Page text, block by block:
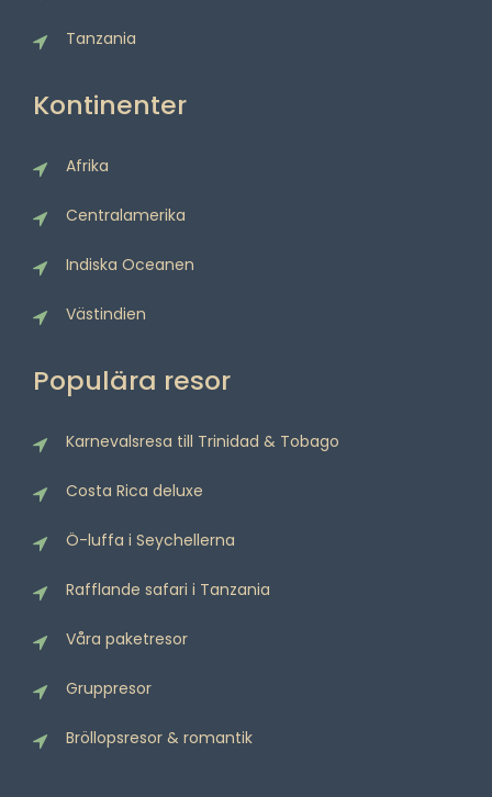
Tanzania
Kontinenter
Afrika
Centralamerika
Indiska Oceanen
Västindien
Populära resor
Karnevalsresa till Trinidad & Tobago
Costa Rica deluxe
Ö-luffa i Seychellerna
Rafflande safari i Tanzania
Våra paketresor
Gruppresor
Bröllopsresor & romantik